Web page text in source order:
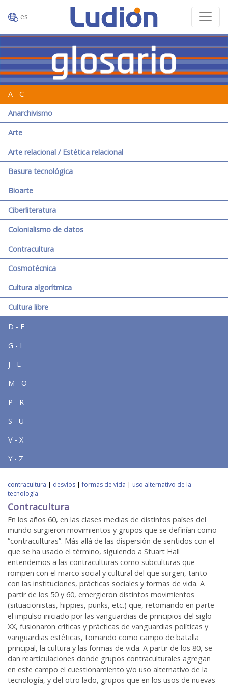
es
A - C
Anarchivismo
Arte
Arte relacional / Estética relacional
Basura tecnológica
Bioarte
Ciberliteratura
Colonialismo de datos
Contracultura
Cosmotécnica
Cultura algorítmica
Cultura libre
D - F
G - I
J - L
M - O
P - R
S - U
V - X
Y - Z
contracultura | desvíos |formas de vida | uso alternativo de la
tecnología
Contracultura
En los años 60, en las clases medias de distintos países del
mundo surgieron movimientos y grupos que se definían como
“contraculturas”. Más allá de las dispersión de sentidos con el
que se ha usado el término, siguiendo a Stuart Hall
entendemos a las contraculturas como subculturas que
rompen con el marco social y cultural del que surgen, tanto
con las instituciones, prácticas sociales y formas de vida. A
partir de los 50 y 60, emergieron distintos movimientos
(situacionistas, hippies, punks, etc.) que, retomando en parte
el impulso iniciado por las vanguardias de principios del siglo
XX, fusionaron críticas y prácticas de vanguardias políticas y
vanguardias estéticas, tomando como campo de batalla
principal, la cultura y las formas de vida. A partir de los 80, se
dan rearticulaciones donde grupos contraculturales agregan
en este campo el cuestionamiento y/o uso alternativo de la
tecnología, y del otro lado, grupos que en los usos de nuevas